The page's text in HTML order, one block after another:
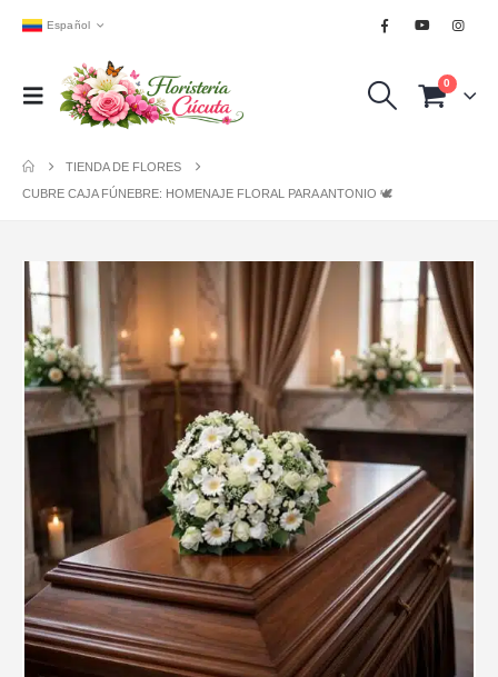
Español
0
TIENDA DE FLORES
CUBRE CAJA FÚNEBRE: HOMENAJE FLORAL PARA ANTONIO 🕊️